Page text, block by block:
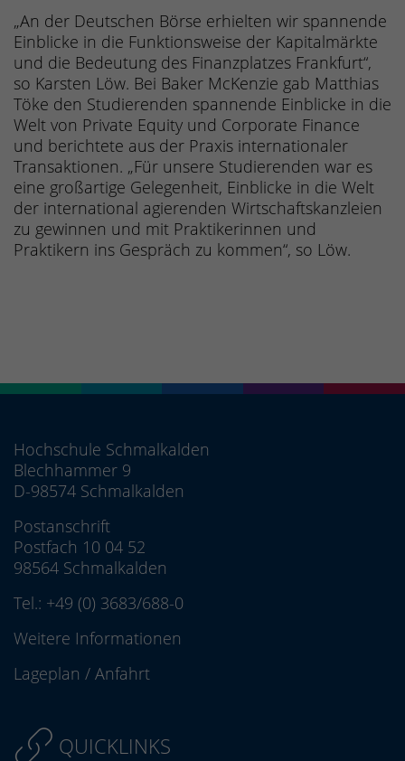
„An der Deutschen Börse erhielten wir spannende
Einblicke in die Funktionsweise der Kapitalmärkte
und die Bedeutung des Finanzplatzes Frankfurt“,
so Karsten Löw. Bei Baker McKenzie gab Matthias
Töke den Studierenden spannende Einblicke in die
Welt von Private Equity und Corporate Finance
und berichtete aus der Praxis internationaler
Transaktionen. „Für unsere Studierenden war es
eine großartige Gelegenheit, Einblicke in die Welt
der international agierenden Wirtschaftskanzleien
zu gewinnen und mit Praktikerinnen und
Praktikern ins Gespräch zu kommen“, so Löw.
Hochschule Schmalkalden
Blechhammer 9
D-98574 Schmalkalden
Postanschrift
Postfach 10 04 52
98564 Schmalkalden
Tel.: +49 (0) 3683/688-0
Weitere Informationen
Lageplan / Anfahrt
QUICKLINKS